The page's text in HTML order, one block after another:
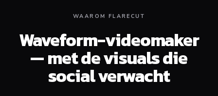
WAAROM FLARECUT
Waveform-videomaker
— met de visuals die
social verwacht